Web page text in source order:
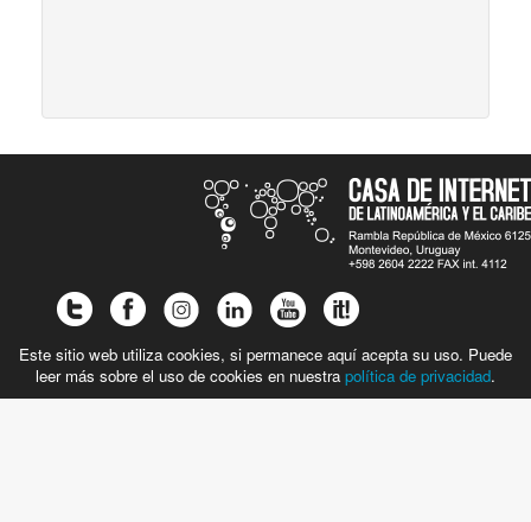
Este sitio web utiliza cookies, si permanece aquí acepta su uso. Puede
leer más sobre el uso de cookies en nuestra política de privacidad.